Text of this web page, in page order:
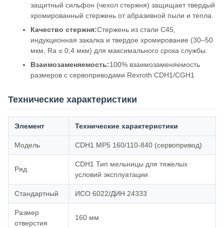
защитный сильфон (чехол стержня) защищает твердый
хромированный стержень от абразивной пыли и тепла.
Качество стержня:Стержень из стали C45,
индукционная закалка и твердое хромирование (30–50
мкм, Ra ≤ 0,4 мкм) для максимального срока службы.
Взаимозаменяемость:100% взаимозаменяемость
размеров с сервоприводами Rexroth CDH1/CGH1
Технические характеристики
Элемент Технические характеристики
Модель CDH1 MP5 160/110-840 (сервопривод)
Ряд
CDH1 Тип мельницы для тяжелых
условий эксплуатации
Стандартный ИСО 6022/ДИН 24333
Размер
отверстия
160 мм